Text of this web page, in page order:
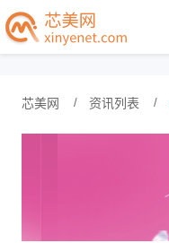
芯美网 / 资讯列表 /